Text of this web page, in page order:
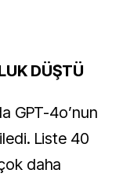
DÜŞTÜ
GPT-4o’nun
Liste 40
daha